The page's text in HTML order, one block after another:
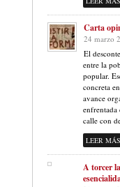
Carta
24 marzo
El
entre la
popular.
concreta
avance
enfrentada
calle con
LEER MÁS
A torcer